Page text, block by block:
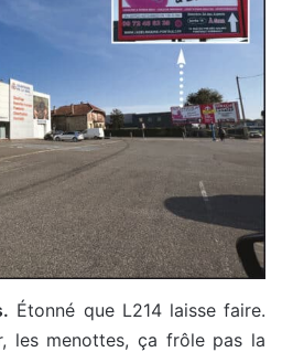
Étonné que L214 laisse faire.
les menottes, ça frôle pas la